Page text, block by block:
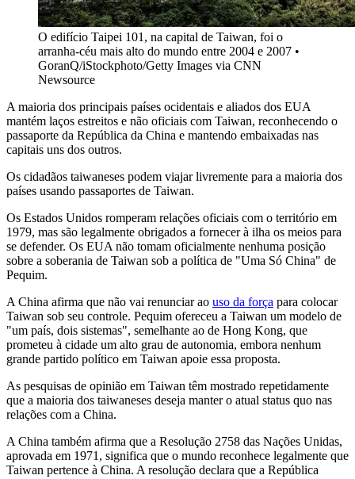
O edifício Taipei 101, na capital de Taiwan, foi o
arranha-céu mais alto do mundo entre 2004 e 2007 •
GoranQ/iStockphoto/Getty Images via CNN
Newsource
A maioria dos principais países ocidentais e aliados dos EUA
mantém laços estreitos e não oficiais com Taiwan, reconhecendo o
passaporte da República da China e mantendo embaixadas nas
capitais uns dos outros.
Os cidadãos taiwaneses podem viajar livremente para a maioria dos
países usando passaportes de Taiwan.
Os Estados Unidos romperam relações oficiais com o território em
1979, mas são legalmente obrigados a fornecer à ilha os meios para
se defender. Os EUA não tomam oficialmente nenhuma posição
sobre a soberania de Taiwan sob a política de "Uma Só China" de
Pequim.
A China afirma que não vai renunciar ao uso da força para colocar
Taiwan sob seu controle. Pequim ofereceu a Taiwan um modelo de
"um país, dois sistemas", semelhante ao de Hong Kong, que
prometeu à cidade um alto grau de autonomia, embora nenhum
grande partido político em Taiwan apoie essa proposta.
As pesquisas de opinião em Taiwan têm mostrado repetidamente
que a maioria dos taiwaneses deseja manter o atual status quo nas
relações com a China.
A China também afirma que a Resolução 2758 das Nações Unidas,
aprovada em 1971, significa que o mundo reconhece legalmente que
Taiwan pertence à China. A resolução declara que a República